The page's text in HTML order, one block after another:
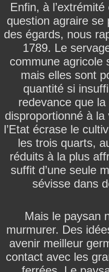
Enfin, à
question agraire se
des égards, nous
1789. Le
commune agricole
mais elles sont
quantité si
redevance que
disproportionné à
l’Etat écrase le
les trois quarts,
réduits à la plus
suffit d’une seule
sévisse dans
Mais le paysan
murmurer. Des
avenir meilleur
contact avec les